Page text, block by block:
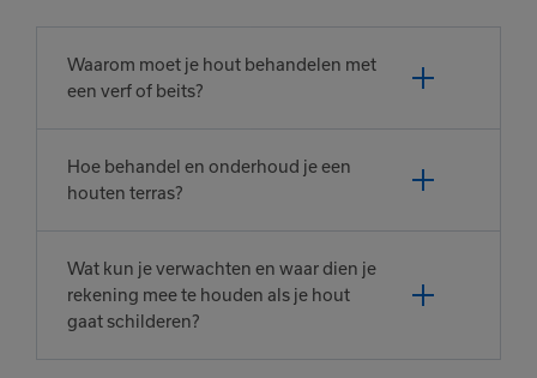
Waarom moet je hout behandelen met
een verf of beits?
Hoe behandel en onderhoud je een
houten terras?
Wat kun je verwachten en waar dien je
rekening mee te houden als je hout
gaat schilderen?